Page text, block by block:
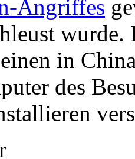
Angriffes
in
des